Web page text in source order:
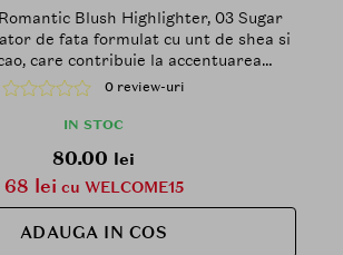
Blush Highlighter, 03 Sugar
de fata formulat cu unt de shea si
care contribuie la accentuarea
a punctelor inalte ale fetei printr-un
stralucitor, proaspat si neted
0 review-uri
IN STOC
80.00 lei
68 lei cu WELCOME15
ADAUGA IN COS